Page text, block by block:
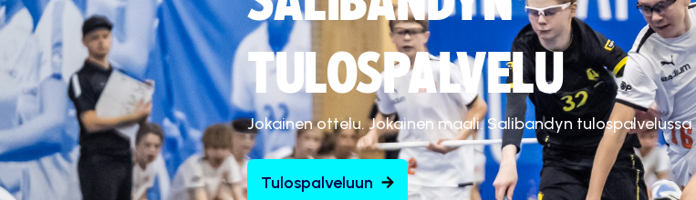
TULOSPALVELU
Jokainen ottelu. Jokainen maali. Salibandyn tulospalvelussa.
Tulospalveluun